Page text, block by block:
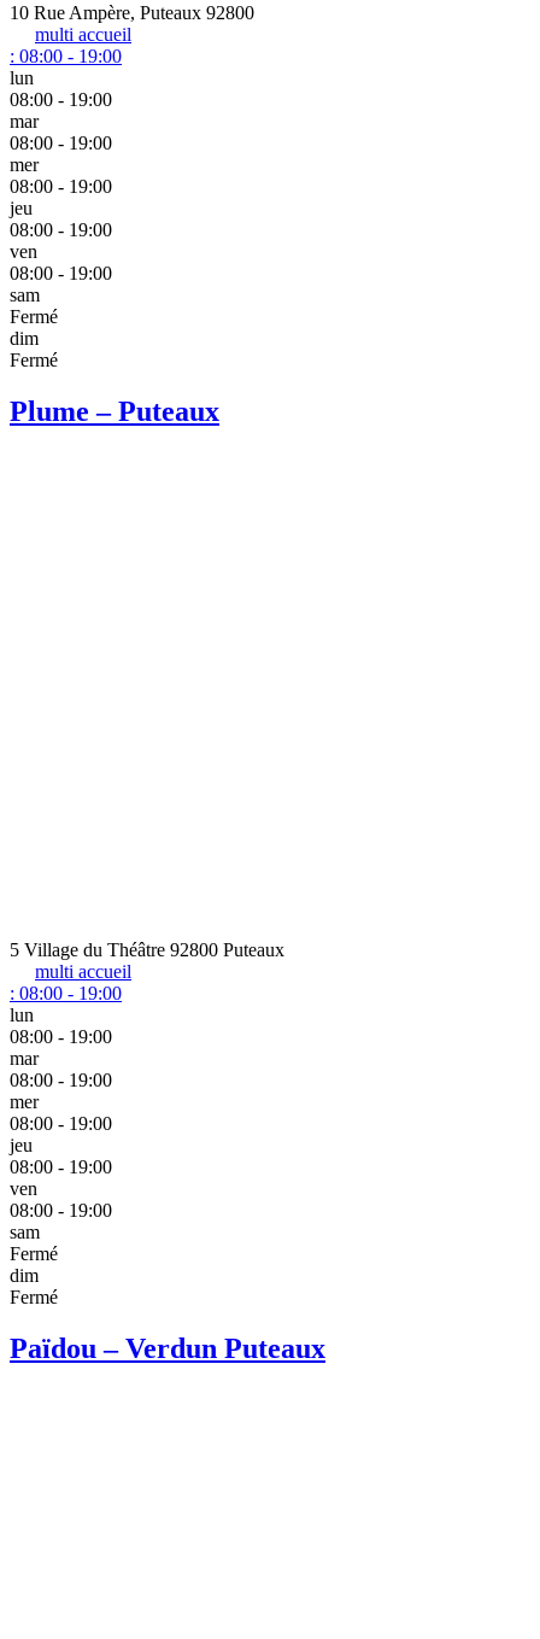
10 Rue Ampère, Puteaux 92800
multi accueil
: 08:00 - 19:00
lun
08:00 - 19:00
mar
08:00 - 19:00
mer
08:00 - 19:00
jeu
08:00 - 19:00
ven
08:00 - 19:00
sam
Fermé
dim
Fermé
Plume – Puteaux
5 Village du Théâtre 92800 Puteaux
multi accueil
: 08:00 - 19:00
lun
08:00 - 19:00
mar
08:00 - 19:00
mer
08:00 - 19:00
jeu
08:00 - 19:00
ven
08:00 - 19:00
sam
Fermé
dim
Fermé
Païdou – Verdun Puteaux